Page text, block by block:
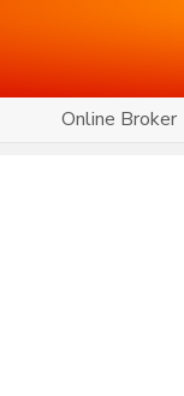
Online Broker